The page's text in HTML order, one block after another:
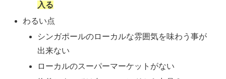
入る
わるい点
シンガポールのローカルな雰囲気を味わう事が
出来ない
ローカルのスーパーマーケットがない